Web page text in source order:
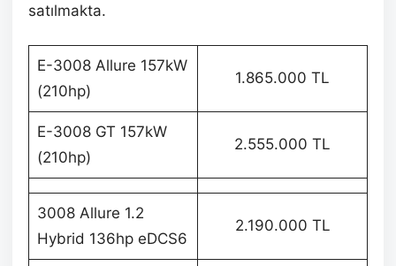
satılmakta.
E-3008 Allure 157kW
(210hp)
1.865.000 TL
E-3008 GT 157kW
(210hp)
2.555.000 TL
3008 Allure 1.2
Hybrid 136hp eDCS6
2.190.000 TL